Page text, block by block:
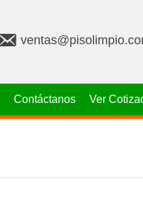
v
e
s
@
Contáctanos Ver